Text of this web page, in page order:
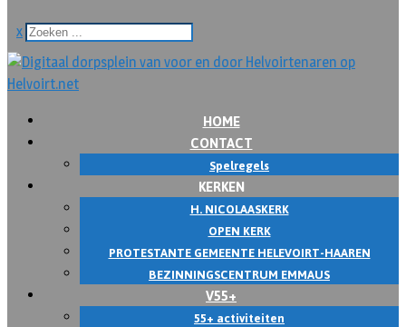
x
HOME
CONTACT
Spelregels
KERKEN
H. NICOLAASKERK
OPEN KERK
PROTESTANTE GEMEENTE HELEVOIRT-HAAREN
BEZINNINGSCENTRUM EMMAUS
V55+
55+ activiteiten